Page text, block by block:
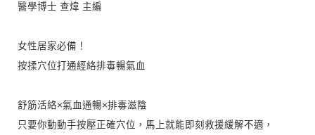
醫學博士 查煒 主編
女性居家必備！
按揉穴位打通經絡排毒暢氣血
舒筋活絡×氣血通暢×排毒滋陰
只要你動動手按壓正確穴位，馬上就能即刻救援緩解不適，